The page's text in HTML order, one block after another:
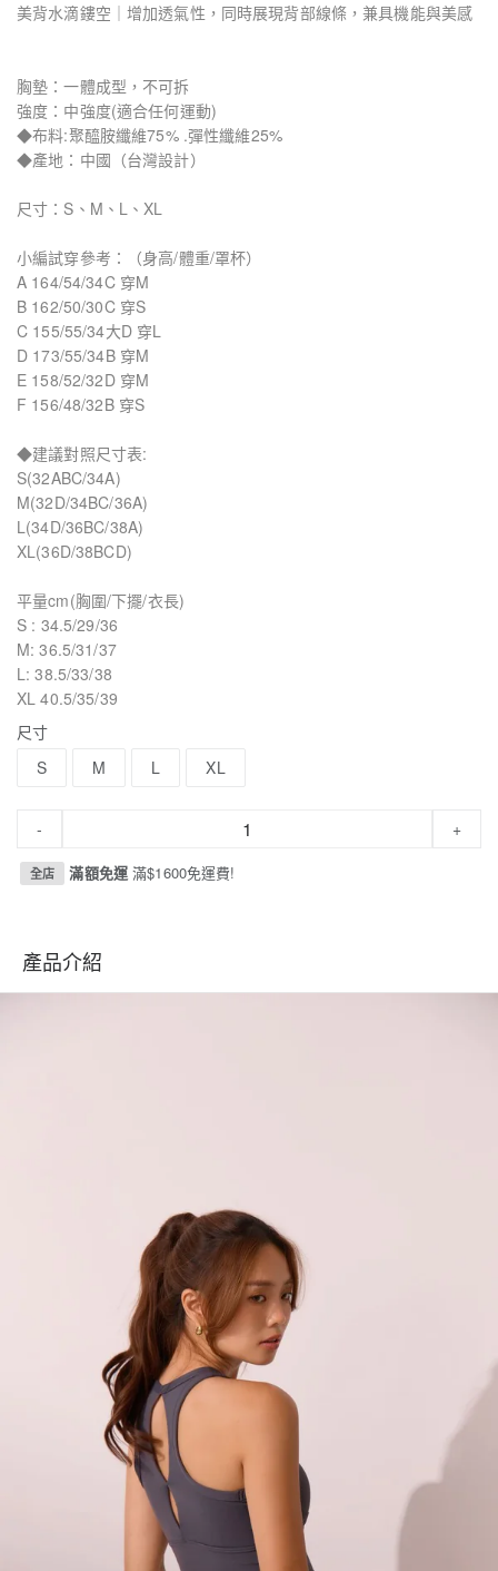
美背水滴鏤空｜增加透氣性，同時展現背部線條，兼具機能與美感
胸墊：一體成型，不可拆
強度：中強度(適合任何運動)
◆布料:聚醯胺纖維75% .彈性纖維25%
◆產地：中國（台灣設計）
尺寸：S、M、L、XL
小編試穿參考：（身高/體重/罩杯）
A 164/54/34C 穿M
B 162/50/30C 穿S
C 155/55/34大D 穿L
D 173/55/34B 穿M
E 158/52/32D 穿M
F 156/48/32B 穿S
◆建議對照尺寸表:
S(32ABC/34A)
M(32D/34BC/36A)
L(34D/36BC/38A)
XL(36D/38BCD)
平量cm(胸圍/下擺/衣長)
S : 34.5/29/36
M: 36.5/31/37
L: 38.5/33/38
XL 40.5/35/39
尺寸
S
M L XL
- +
全店 滿額免運滿$1600免運費!
產品介紹